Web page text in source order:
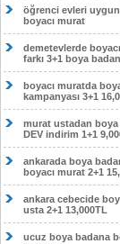
öğrenci evleri
boyacı murat
demetevlerde
farkı 3+1 boya
boyacı muratda
kampanyası 3+1
murat ustadan boya
DEV indirim 1+1
ankarada boya
boyacı murat 2+1
ankara cebecide
usta 2+1 13,000TL
ucuz boya badana